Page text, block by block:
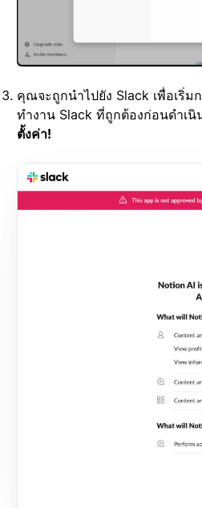
คุณจะถูกนำไปยัง Slack เพื่อเริ่
ทำงาน Slack ที่ถูกต้องก่อนดำเนิ
ตั้งค่า!